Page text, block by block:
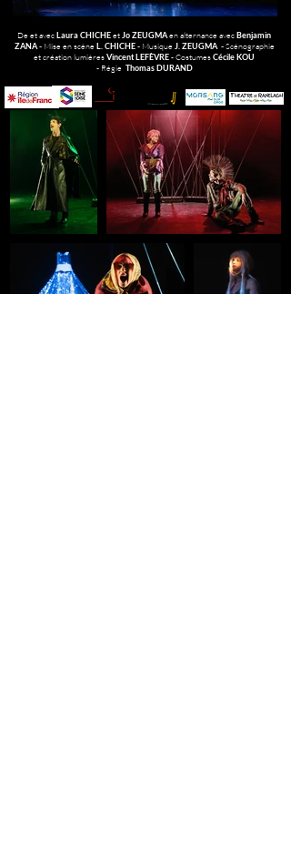
De et avecLaura CHICHEet Jo ZEUGMAen alternance avecBenjamin
ZANA - Mise en scèneL. CHICHE - Musique J. ZEUGMA -Scénographie
et création lumièresVincent LEFÈVRE- CostumesCécile KOU
- Régie Thomas DURAND